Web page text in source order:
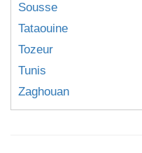
Sousse
Tataouine
Tozeur
Tunis
Zaghouan